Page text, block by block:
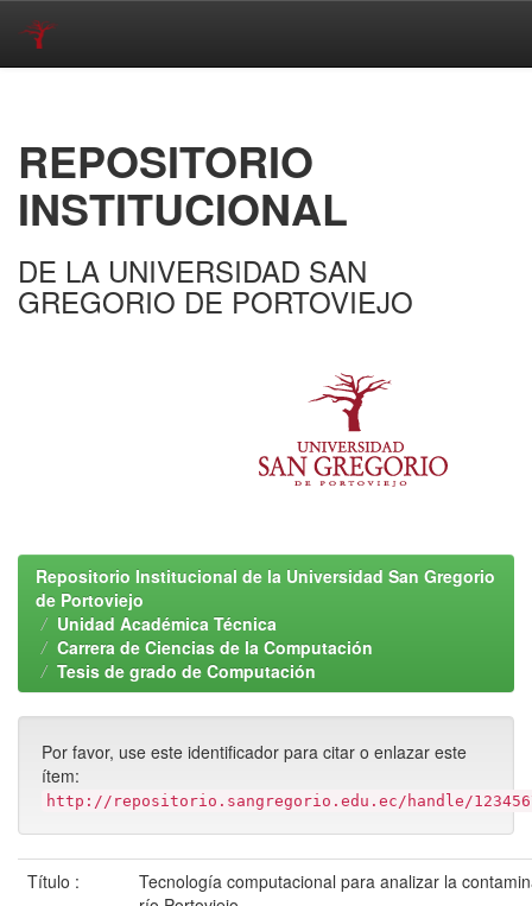
REPOSITORIO
INSTITUCIONAL
DE LA UNIVERSIDAD SAN
GREGORIO DE PORTOVIEJO
Repositorio Institucional de la Universidad San Gregorio
de Portoviejo
Unidad Académica Técnica
Carrera de Ciencias de la Computación
Tesis de grado de Computación
Por favor, use este identificador para citar o enlazar este
ítem:
http://repositorio.sangregorio.edu.ec/handle/
Título :
Tecnología computacional para analizar la